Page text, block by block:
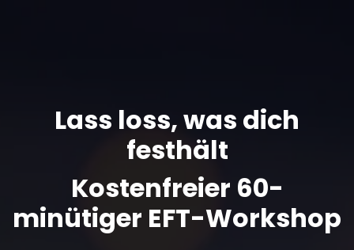
Lass loss, was dich
festhält
Kostenfreier 60-
minütiger EFT-Workshop